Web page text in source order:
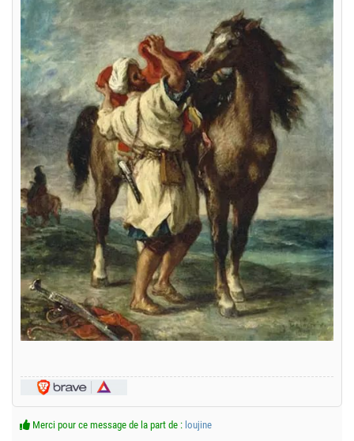
Merci pour ce message de la part de : loujine